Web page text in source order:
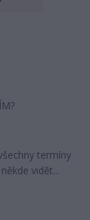
termíny
vidět...